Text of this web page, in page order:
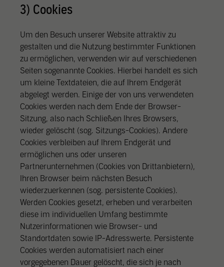
3) Cookies
Um den Besuch unserer Website attraktiv zu
gestalten und die Nutzung bestimmter Funktionen
zu ermöglichen, verwenden wir auf verschiedenen
Seiten sogenannte Cookies. Hierbei handelt es sich
um kleine Textdateien, die auf Ihrem Endgerät
abgelegt werden. Einige der von uns verwendeten
Cookies werden nach dem Ende der Browser-
Sitzung, also nach Schließen Ihres Browsers,
wieder gelöscht (sog. Sitzungs-Cookies). Andere
Cookies verbleiben auf Ihrem Endgerät und
ermöglichen uns oder unseren
Partnerunternehmen (Cookies von Drittanbietern),
Ihren Browser beim nächsten Besuch
wiederzuerkennen (sog. persistente Cookies).
Werden Cookies gesetzt, erheben und verarbeiten
diese im individuellen Umfang bestimmte
Nutzerinformationen wie Browser- und
Standortdaten sowie IP-Adresswerte. Persistente
Cookies werden automatisiert nach einer
vorgegebenen Dauer gelöscht, die sich je nach